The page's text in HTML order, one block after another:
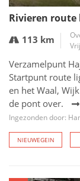
Rivieren route
113 km
Verzamelpunt
Startpunt route
en het Waal,
de pont over.
Ingezonden door:
NIEUWEGEIN